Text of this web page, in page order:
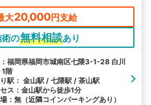
大20,000円支給
の無料相談あり
福岡県福岡市城南区七隈3-1-28 白川
1階
駅： 金山駅 / 七隈駅 / 茶山駅
ス：金山駅から徒歩1分
：無（近隣コインパーキングあり）